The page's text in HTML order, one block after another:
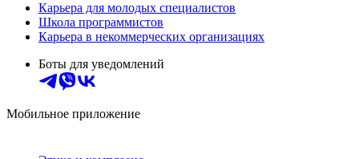
Карьера для молодых специалистов
Школа программистов
Карьера в некоммерческих организациях
Боты для уведомлений
Мобильное приложение